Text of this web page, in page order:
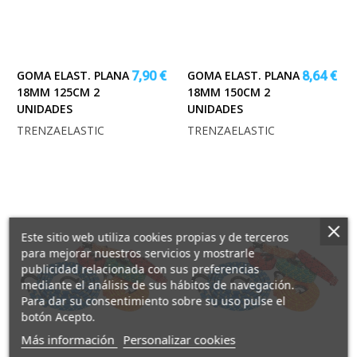
GOMA ELAST. PLANA
18MM 125CM 2
UNIDADES
7,90 €
TRENZAELASTIC
GOMA ELAST. PLANA
18MM 150CM 2
UNIDADES
8,64 €
TRENZAELASTIC
Este sitio web utiliza cookies propias y de terceros
para mejorar nuestros servicios y mostrarle
publicidad relacionada con sus preferencias
mediante el análisis de sus hábitos de navegación.
Para dar su consentimiento sobre su uso pulse el
botón Acepto.
Más información sobre
Personalizar cookies